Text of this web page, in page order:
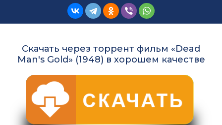
Скачать через торрент фильм «Dead
Man's Gold» (1948) в хорошем качестве